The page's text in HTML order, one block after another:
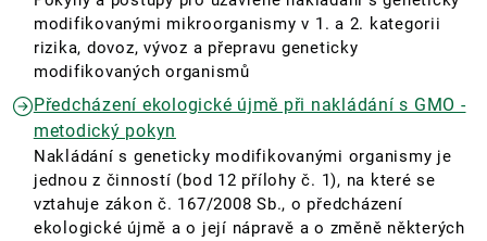
modifikovanými mikroorganismy v 1. a 2. kategorii
rizika, dovoz, vývoz a přepravu geneticky
modifikovaných organismů
Předcházení ekologické újmě při nakládání s GMO -
metodický pokyn
Nakládání s geneticky modifikovanými organismy je
jednou z činností (bod 12 přílohy č. 1), na které se
vztahuje zákon č. 167/2008 Sb., o předcházení
ekologické újmě a o její nápravě a o změně některých